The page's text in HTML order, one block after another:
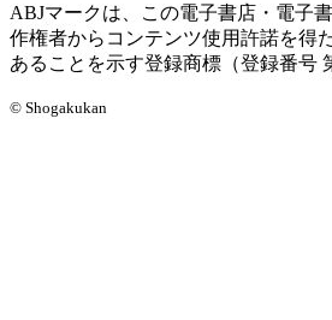
ABJマークは、この電子書店・電子
作権者からコンテンツ使用許諾を得
あることを示す登録商標（登録番号
© Shogakukan